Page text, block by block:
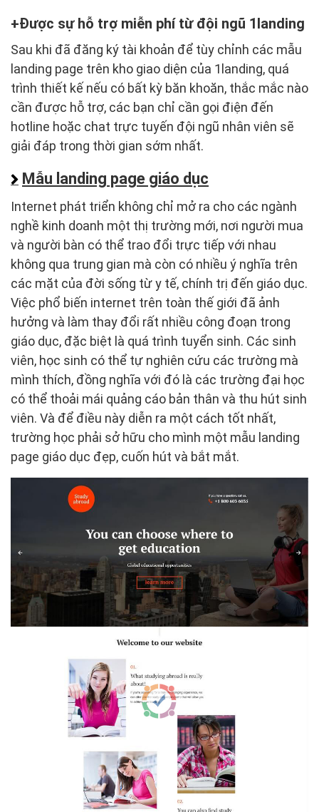
Được sự hỗ trợ miễn phí từ đội ngũ 1landing
Sau khi đã đăng ký tài khoản để tùy chỉnh các mẫu
landing page trên kho giao diện của 1landing, quá
trình thiết kế nếu có bất kỳ băn khoăn, thắc mắc nào
cần được hỗ trợ, các bạn chỉ cần gọi điện đến
hotline hoặc chat trực tuyến đội ngũ nhân viên sẽ
giải đáp trong thời gian sớm nhất.
Mẫu landing page giáo dục
Internet phát triển không chỉ mở ra cho các ngành
nghề kinh doanh một thị trường mới, nơi người mua
và người bàn có thể trao đổi trực tiếp với nhau
không qua trung gian mà còn có nhiều ý nghĩa trên
các mặt của đời sống từ y tế, chính trị đến giáo dục.
Việc phổ biến internet trên toàn thế giới đã ảnh
hưởng và làm thay đổi rất nhiều công đoạn trong
giáo dục, đặc biệt là quá trình tuyển sinh. Các sinh
viên, học sinh có thể tự nghiên cứu các trường mà
mình thích, đồng nghĩa với đó là các trường đại học
có thể thoải mái quảng cáo bản thân và thu hút sinh
viên. Và để điều này diễn ra một cách tốt nhất,
trường học phải sở hữu cho mình một mẫu landing
page giáo dục đẹp, cuốn hút và bắt mắt.